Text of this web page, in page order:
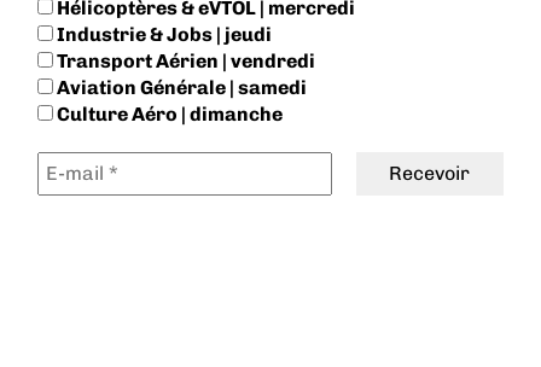
Hélicoptères & eVTOL | mercredi
Industrie & Jobs | jeudi
Transport Aérien | vendredi
Aviation Générale | samedi
Culture Aéro | dimanche